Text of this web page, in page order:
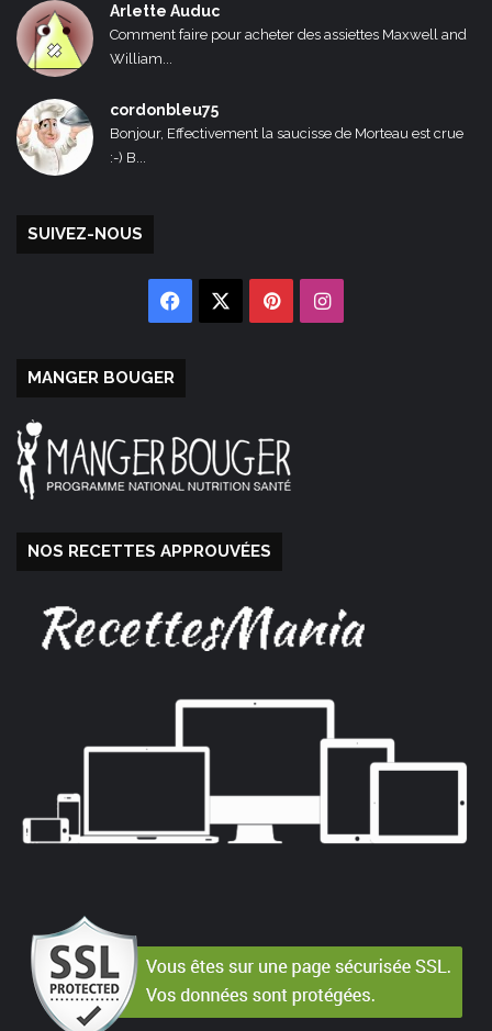
Arlette Auduc
Comment faire pour acheter des assiettes Maxwell and
William...
cordonbleu75
Bonjour, Effectivement la saucisse de Morteau est crue
:-) B...
SUIVEZ-NOUS
Facebook PinterestInstagram
MANGER BOUGER
NOS RECETTES APPROUVÉES